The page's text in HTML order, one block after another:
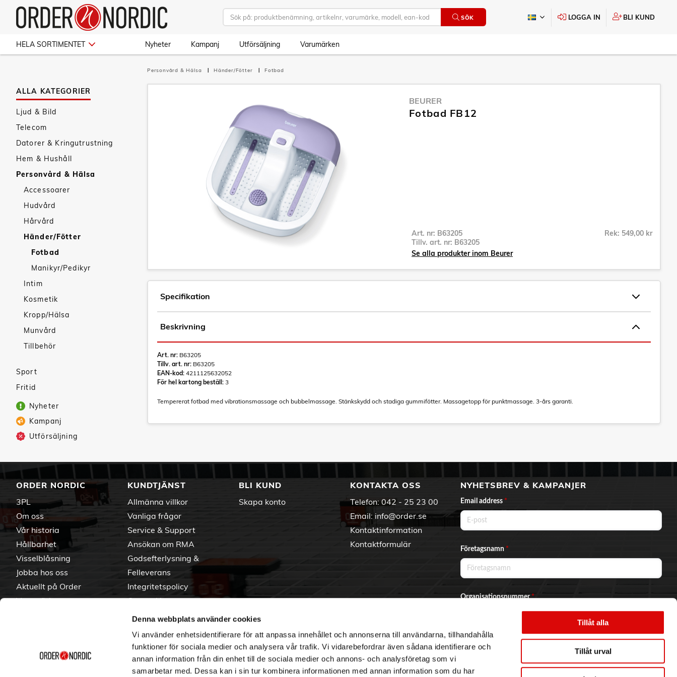
Denna webbplats använder cookies
Vi använder enhetsidentifierare för att anpassa innehållet och annonserna till användarna, tillhandahålla
funktioner för sociala medier och analysera vår trafik. Vi vidarebefordrar även sådana identifierare och
annan information från din enhet till de sociala medier och annons- och analysföretag som vi
samarbetar med. Dessa kan i sin tur kombinera informationen med annan information som du har
Tillåt alla
Tillåt urval
SÖK LOGGA IN BLI KUND
HELA SORTIMENTET Nyheter Kampanj Utförsäljning Varumärken
ALLA KATEGORIER
Ljud & Bild
Telecom
Datorer & Kringutrustning
Hem & Hushåll
Personvård & Hälsa
Accessoarer
Hudvård
Hårvård
Händer/Fötter
Fotbad
Manikyr/Pedikyr
Intim
Kosmetik
Kropp/Hälsa
Munvård
Tillbehör
Sport
Fritid
Nyheter
Kampanj
Utförsäljning
Personvård & Hälsa Händer/Fötter Fotbad
BEURER
Fotbad FB12
Art. nr: B63205
Tillv. art. nr: B63205
Rek: 549,00 kr
Se alla produkter inom Beurer
Specifikation
Beskrivning
Art. nr: B63205
Tillv. art. nr: B63205
EAN-kod: 4211125632052
För hel kartong beställ: 3
Tempererat fotbad med vibrationsmassage och bubbelmassage. Stänkskydd och stadiga gummifötter. Massagetopp för punktmassage. 3-års garanti.
ORDER NORDIC
3PL
Om oss
Vår historia
Hållbarhet
Visselblåsning
Jobba hos oss
Aktuellt på Order
Varumärken
KUNDTJÄNST
Allmänna villkor
Vanliga frågor
Service & Support
Ansökan om RMA
Godsefterlysning &
Felleverans
Integritetspolicy
Om cookies
BLI KUND
Skapa konto
KONTAKTA OSS
Telefon: 042 - 25 23 00
Email: info@order.se
Kontaktinformation
Kontaktformulär
NYHETSBREV & KAMPANJER
Email address *
Företagsnamn *
Organisationsnummer*
Ja, jag vill prenumerera på nyhetsbrevet.